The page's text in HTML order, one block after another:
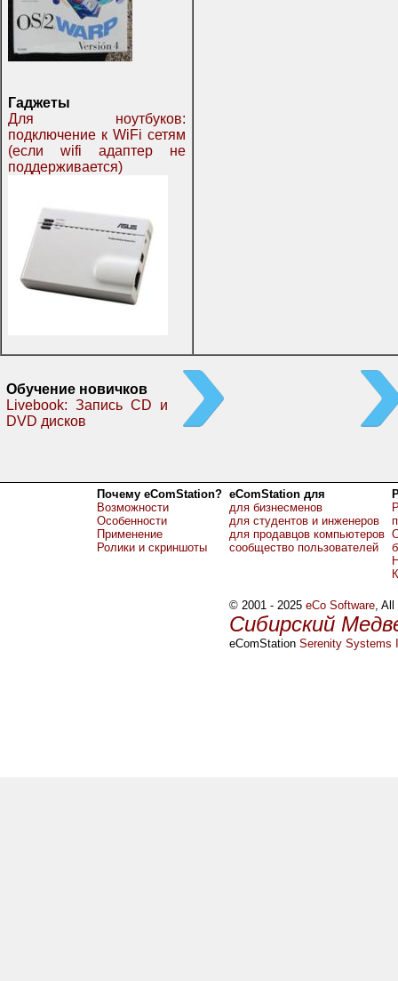
Гаджеты
Для ноутбуков:
подключение к WiFi сетям
(если wifi адаптер не
поддерживается)
Обучение новичков
Livebook: Запись CD и
DVD дисков
Почему eComStation?
Возможности
Особенности
Применение
Ролики и скриншоты
eComStation для
для бизнесменов
для студентов и инженеров
для продавцов компьютеров
сообщество пользователей
© 2001 - 2025eCo Software, All
Сибирский
eComStationSerenity Systems